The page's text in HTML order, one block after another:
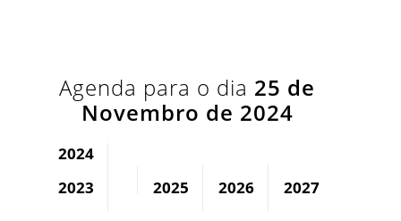
Agenda para o dia 25 de
Novembro de 2024
2024
2023
2025 2026 2027